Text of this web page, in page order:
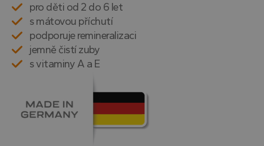
pro děti od 2 do 6 let
s mátovou příchutí
podporuje remineralizaci
jemně čistí zuby
s vitaminy A a E